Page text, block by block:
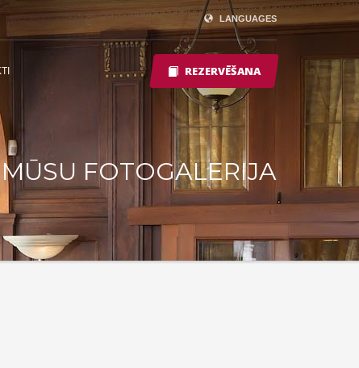
LANGUAGES
REZERVĒŠANA
MŪSU FOTOGALERIJA